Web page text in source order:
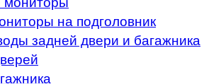
на подголовник
задней двери и багажника